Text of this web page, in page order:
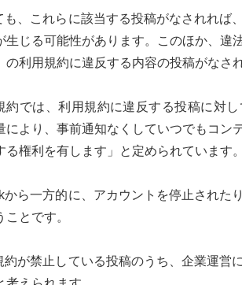
も、これらに該当する投稿がなされれば
生じる可能性があります。このほか、違
の利用規約に違反する内容の投稿がなさ
約では、利用規約に違反する投稿に対
により、事前通知なくしていつでもコン
る権利を有します」と定められています。
から一方的に、アカウントを停止された
とです。
約が禁止している投稿のうち、企業運営